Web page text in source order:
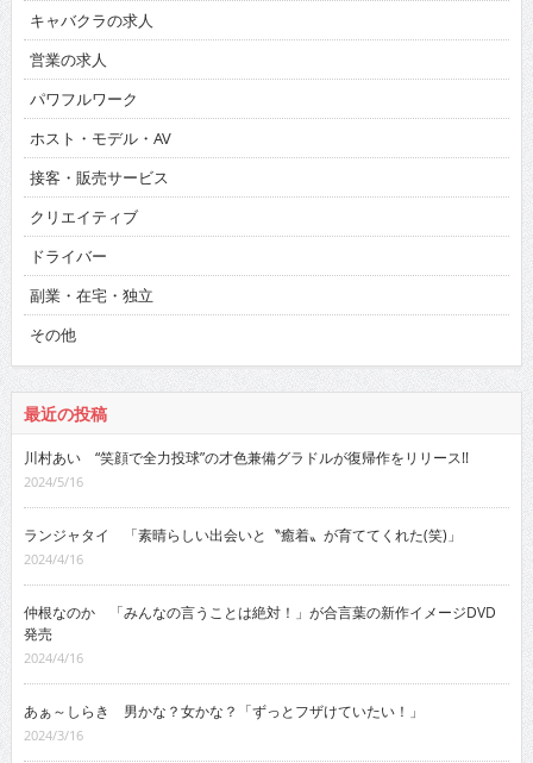
キャバクラの求人
営業の求人
パワフルワーク
ホスト・モデル・AV
接客・販売サービス
クリエイティブ
ドライバー
副業・在宅・独立
その他
最近の投稿
川村あい “笑顔で全力投球”の才色兼備グラドルが復帰作をリリース!!
2024/5/16
ランジャタイ 「素晴らしい出会いと〝癒着〟が育ててくれた(笑)」
2024/4/16
仲根なのか 「みんなの言うことは絶対！」が合言葉の新作イメージDVD
発売
2024/4/16
あぁ～しらき 男かな？女かな？「ずっとフザけていたい！」
2024/3/16